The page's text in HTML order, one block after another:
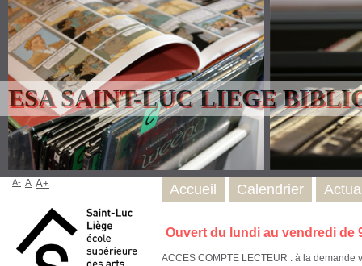
ESA SAINT-LUC LIEGE
Ouvert du lundi au vendredi de
ACCES COMPTE LECTEUR : à la
Accueil Calendrier
A- A A+